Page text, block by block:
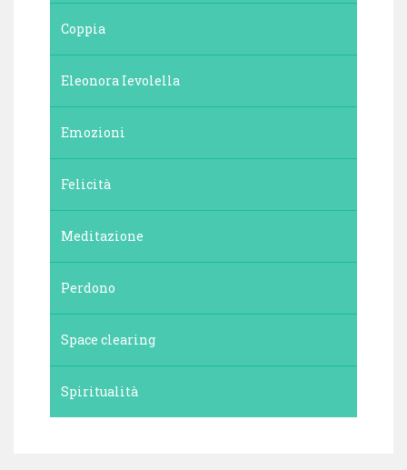
Coppia
Eleonora Ievolella
Emozioni
Felicità
Meditazione
Perdono
Space clearing
Spiritualità